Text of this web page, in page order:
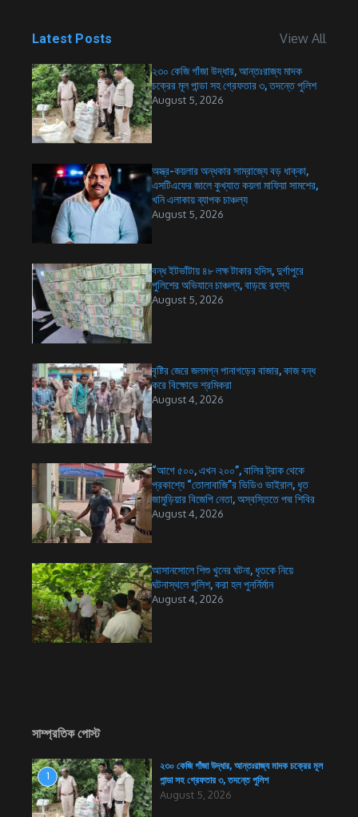
Latest Posts View All
২৩০ কেজি গাঁজা উদ্ধার, আন্তঃরাজ্য মাদক
চক্রের মূল পান্ডা সহ গ্রেফতার ৩, তদন্তে পুলিশ
August 5, 2026
অস্ত্র-কয়লার অন্ধকার সাম্রাজ্যে বড় ধাক্কা,
এসটিএফের জালে কুখ্যাত কয়লা মাফিয়া সামশের,
খনি এলাকায় ব্যাপক চাঞ্চল্য
August 5, 2026
বন্ধ ইটভাঁটায় ৪৮ লক্ষ টাকার হদিস, দুর্গাপুরে
পুলিশের অভিযানে চাঞ্চল্য, বাড়ছে রহস্য
August 5, 2026
বৃষ্টির জেরে জলমগ্ন পানাগড়ের বাজার, কাজ বন্ধ
করে বিক্ষোভে শ্রমিকরা
August 4, 2026
“আগে ৫০০, এখন ২০০”, বালির ট্রাক থেকে
প্রকাশ্যে “তোলাবাজি”র ভিডিও ভাইরাল, ধৃত
জামুড়িয়ার বিজেপি নেতা, অস্বস্তিতে পদ্ম শিবির
August 4, 2026
আসানসোলে শিশু খুনের ঘটনা, ধৃতকে নিয়ে
ঘটনাস্থলে পুলিশ, করা হল পুনর্নির্মান
August 4, 2026
সাম্প্রতিক পোস্ট
1
২৩০ কেজি গাঁজা উদ্ধার, আন্তঃরাজ্য মাদক চক্রের মূল
পান্ডা সহ গ্রেফতার ৩, তদন্তে পুলিশ
August 5, 2026